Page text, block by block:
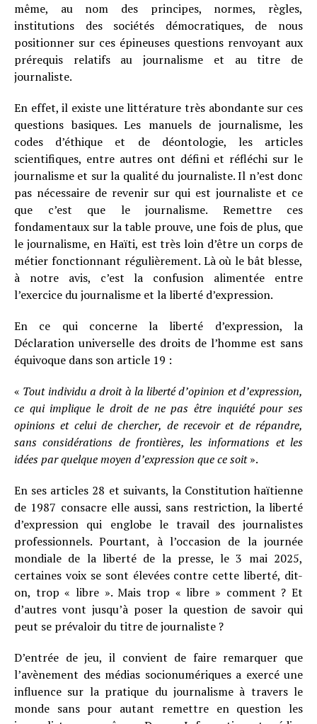
même, au nom des principes, normes, règles,
institutions des sociétés démocratiques, de nous
positionner sur ces épineuses questions renvoyant aux
prérequis relatifs au journalisme et au titre de
journaliste.
En effet, il existe une littérature très abondante sur ces
questions basiques. Les manuels de journalisme, les
codes d’éthique et de déontologie, les articles
scientifiques, entre autres ont défini et réfléchi sur le
journalisme et sur la qualité du journaliste. Il n’est donc
pas nécessaire de revenir sur qui est journaliste et ce
que c’est que le journalisme. Remettre ces
fondamentaux sur la table prouve, une fois de plus, que
le journalisme, en Haïti, est très loin d’être un corps de
métier fonctionnant régulièrement. Là où le bât blesse,
à notre avis, c’est la confusion alimentée entre
l’exercice du journalisme et la liberté d’expression.
En ce qui concerne la liberté d’expression, la
Déclaration universelle des droits de l’homme est sans
équivoque dans son article 19 :
« Tout individu a droit à la liberté d’opinion et d’expression,
ce qui implique le droit de ne pas être inquiété pour ses
opinions et celui de chercher, de recevoir et de répandre,
sans considérations de frontières, les informations et les
idées par quelque moyen d’expression que ce soit».
En ses articles 28 et suivants, la Constitution haïtienne
de 1987 consacre elle aussi, sans restriction, la liberté
d’expression qui englobe le travail des journalistes
professionnels. Pourtant, à l’occasion de la journée
mondiale de la liberté de la presse, le 3 mai 2025,
certaines voix se sont élevées contre cette liberté, dit-
on, trop « libre ». Mais trop « libre » comment ? Et
d’autres vont jusqu’à poser la question de savoir qui
peut se prévaloir du titre de journaliste ?
D’entrée de jeu, il convient de faire remarquer que
l’avènement des médias socionumériques a exercé une
influence sur la pratique du journalisme à travers le
monde sans pour autant remettre en question les